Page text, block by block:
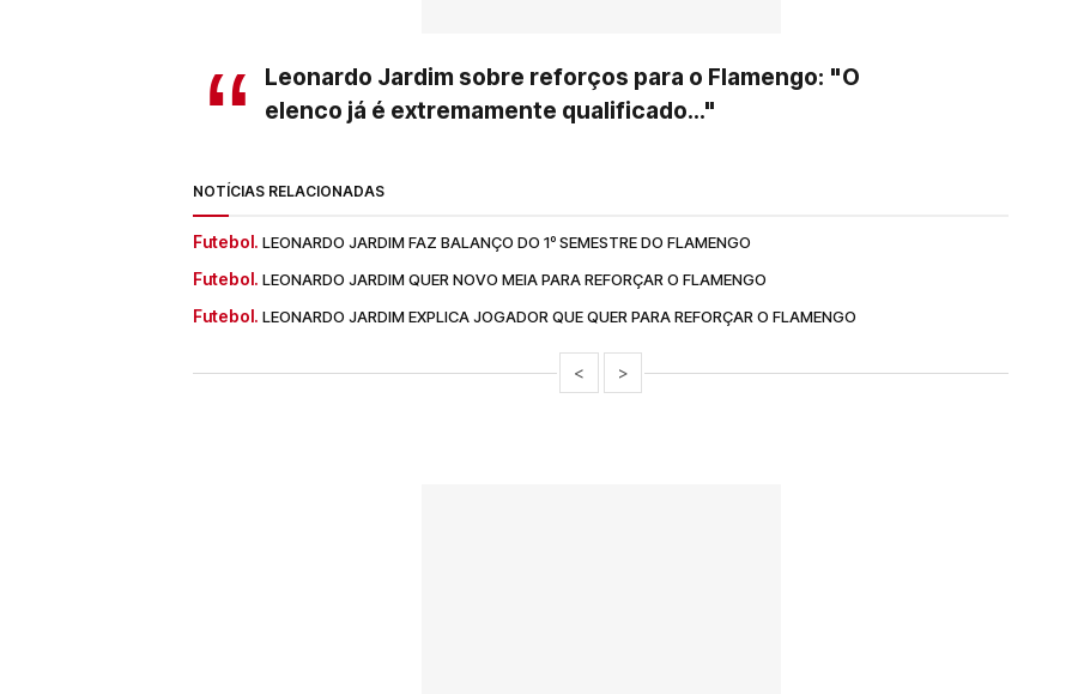
Leonardo Jardim sobre reforços para o Flamengo: "O
elenco já é extremamente qualificado..."
NOTÍCIAS RELACIONADAS
Futebol. LEONARDO JARDIM FAZ BALANÇO DO 1º SEMESTRE DO FLAMENGO
Futebol. LEONARDO JARDIM QUER NOVO MEIA PARA REFORÇAR O FLAMENGO
Futebol. LEONARDO JARDIM EXPLICA JOGADOR QUE QUER PARA REFORÇAR O FLAMENGO
< >